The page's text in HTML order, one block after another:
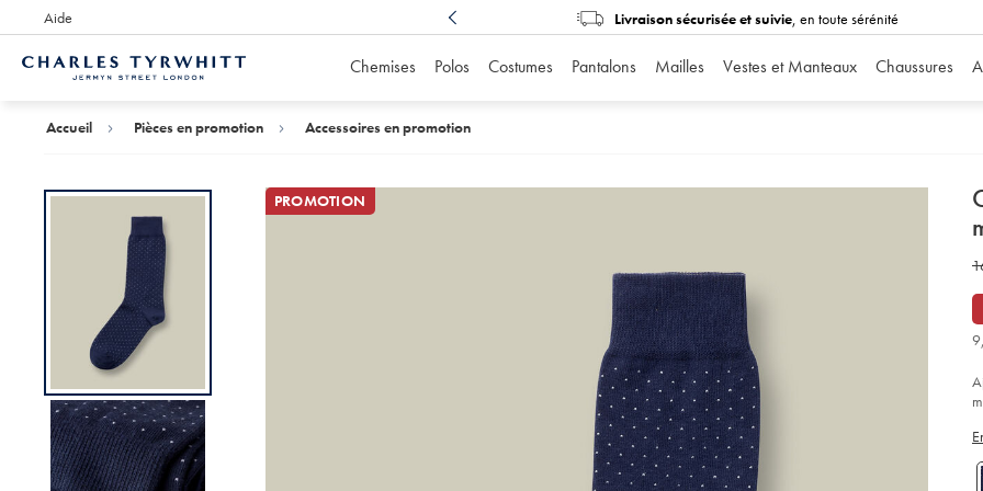
Aide
Un service client récompensé Livraison sécurisée et suivie, en toute sérénité
Chemises Polos Costumes Pantalons Mailles Vestes et Manteaux Chaussures
Accueil Pièces en promotion Accessoires en promotion
PROMOTION
-
-
et-
€